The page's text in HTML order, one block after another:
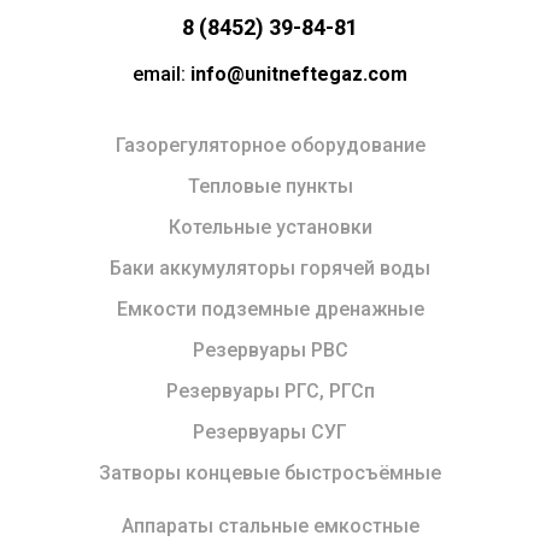
8 (8452) 39-84-81
email: info@unitneftegaz.com
Газорегуляторное оборудование
Тепловые пункты
Котельные установки
Баки аккумуляторы горячей воды
Емкости подземные дренажные
Резервуары РВС
Резервуары РГС, РГСп
Резервуары СУГ
Затворы концевые быстросъёмные
Аппараты стальные емкостные